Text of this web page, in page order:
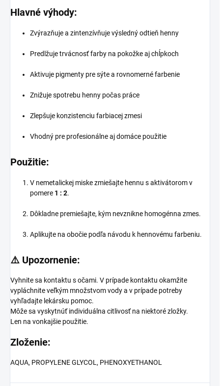
Hlavné výhody:
Zvýrazňuje a zintenzívňuje výsledný odtieň henny
Predlžuje trvácnosť farby na pokožke aj chĺpkoch
Aktivuje pigmenty pre sýte a rovnomerné farbenie
Znižuje spotrebu henny počas práce
Zlepšuje konzistenciu farbiacej zmesi
Vhodný pre profesionálne aj domáce použitie
Použitie:
V nemetalickej miske zmiešajte hennu s aktivátorom v
pomere 1 : 2.
Dôkladne premiešajte, kým nevznikne homogénna zmes.
Aplikujte na obočie podľa návodu k hennovému farbeniu.
⚠️ Upozornenie:
Vyhnite sa kontaktu s očami. V prípade kontaktu okamžite
vypláchnite veľkým množstvom vody a v prípade potreby
vyhľadajte lekársku pomoc.
Môže sa vyskytnúť individuálna citlivosť na niektoré zložky.
Len na vonkajšie použitie.
Zloženie:
AQUA, PROPYLENE GLYCOL, PHENOXYETHANOL